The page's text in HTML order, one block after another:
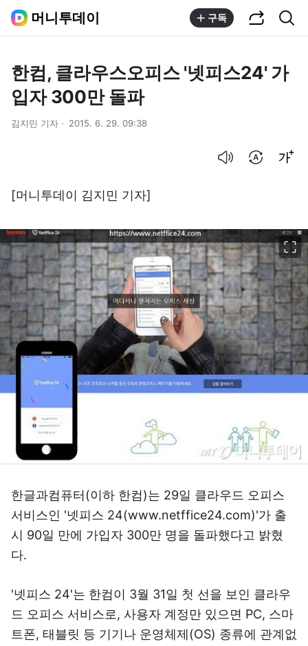
머니투데이 구독
한컴, 클라우스오피스 '넷피스24' 가
입자 300만 돌파
김지민 기자 2015. 6. 29. 09:38
[머니투데이 김지민 기자]
한글과컴퓨터(이하 한컴)는 29일 클라우드 오피스
서비스인 '넷피스 24(www.netffice24.com)'가 출
시 90일 만에 가입자 300만 명을 돌파했다고 밝혔
다.
'넷피스 24'는 한컴이 3월 31일 첫 선을 보인 클라우
드 오피스 서비스로, 사용자 계정만 있으면 PC, 스마
트폰, 태블릿 등 기기나 운영체제(OS) 종류에 관계없